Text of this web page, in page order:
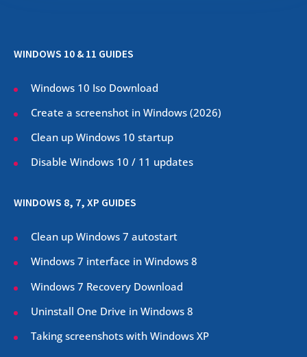
WINDOWS 10 & 11 GUIDES
Windows 10 Iso Download
Create a screenshot in Windows (2026)
Clean up Windows 10 startup
Disable Windows 10 / 11 updates
WINDOWS 8, 7, XP GUIDES
Clean up Windows 7 autostart
Windows 7 interface in Windows 8
Windows 7 Recovery Download
Uninstall One Drive in Windows 8
Taking screenshots with Windows XP